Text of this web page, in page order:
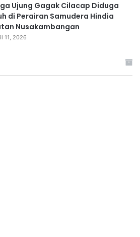
Ujung Gagak Cilacap Diduga
di Perairan Samudera Hindia
Nusakambangan
11, 2026